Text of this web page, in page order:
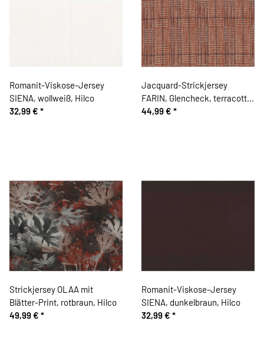
Romanit-Viskose-Jersey
SIENA, wollweiß, Hilco
32,99 € *
Jacquard-Strickjersey
FARIN, Glencheck, terracotta,
Hilco
44,99 € *
Strickjersey OLAA mit
Blätter-Print, rotbraun, Hilco
49,99 € *
Romanit-Viskose-Jersey
SIENA, dunkelbraun, Hilco
32,99 € *